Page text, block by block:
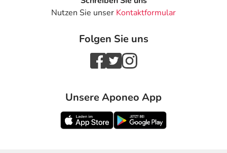
Nutzen Sie unser Kontaktformular
Folgen Sie uns
Unsere Aponeo App